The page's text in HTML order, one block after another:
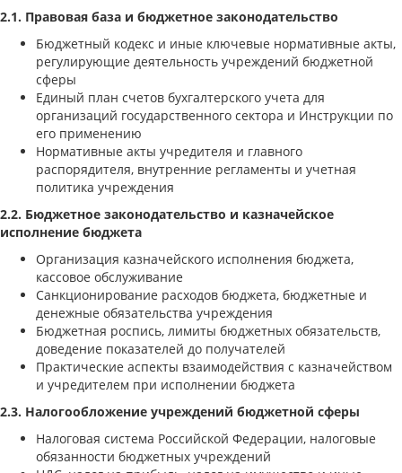
2.1. Правовая база и бюджетное законодательство
Бюджетный кодекс и иные ключевые нормативные акты,
регулирующие деятельность учреждений бюджетной
сферы
Единый план счетов бухгалтерского учета для
организаций государственного сектора и Инструкции по
его применению
Нормативные акты учредителя и главного
распорядителя, внутренние регламенты и учетная
политика учреждения
2.2. Бюджетное законодательство и казначейское
исполнение бюджета
Организация казначейского исполнения бюджета,
кассовое обслуживание
Санкционирование расходов бюджета, бюджетные и
денежные обязательства учреждения
Бюджетная роспись, лимиты бюджетных обязательств,
доведение показателей до получателей
Практические аспекты взаимодействия с казначейством
и учредителем при исполнении бюджета
2.3. Налогообложение учреждений бюджетной сферы
Налоговая система Российской Федерации, налоговые
обязанности бюджетных учреждений